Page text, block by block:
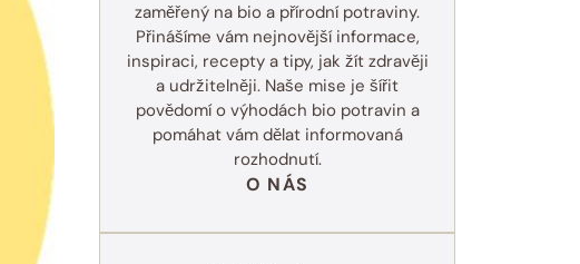
zaměřený na bio a přírodní potraviny.
Přinášíme vám nejnovější informace,
inspiraci, recepty a tipy, jak žít zdravěji
a udržitelněji. Naše mise je šířit
povědomí o výhodách bio potravin a
pomáhat vám dělat informovaná
rozhodnutí.
O NÁS